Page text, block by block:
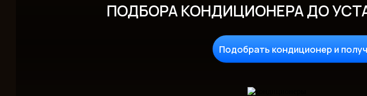
ПОДБОРА КОНДИЦИОНЕРА ДО
Подобрать кондиционер и